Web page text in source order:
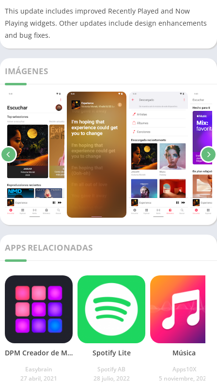
This update includes improved Recently Played and Now
Playing widgets. Other updates include design enhancements
and bug fixes.
IMÁGENES
APPS RELACIONADAS
DPM Creador de Música
Easybrain
27 abril, 2021
Spotify Lite
Spotify AB
28 julio, 2022
Música
Apps10X
5 noviembre, 2021